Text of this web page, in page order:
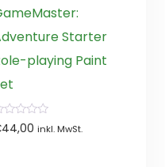
Starter
playing Paint
44,00 inkl. MwSt.